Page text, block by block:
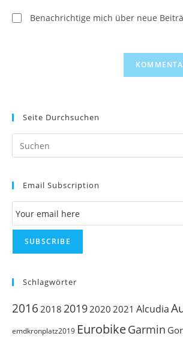
(optional)Benachrichtige mich über neue
Seite Durchsuchen
Email Subscription
Email Subscription
SUBSCRIBE
Schlagwörter
2016 2018 20192020 2021 Alcudia
emdkronplatz2019 EurobikeGarmin